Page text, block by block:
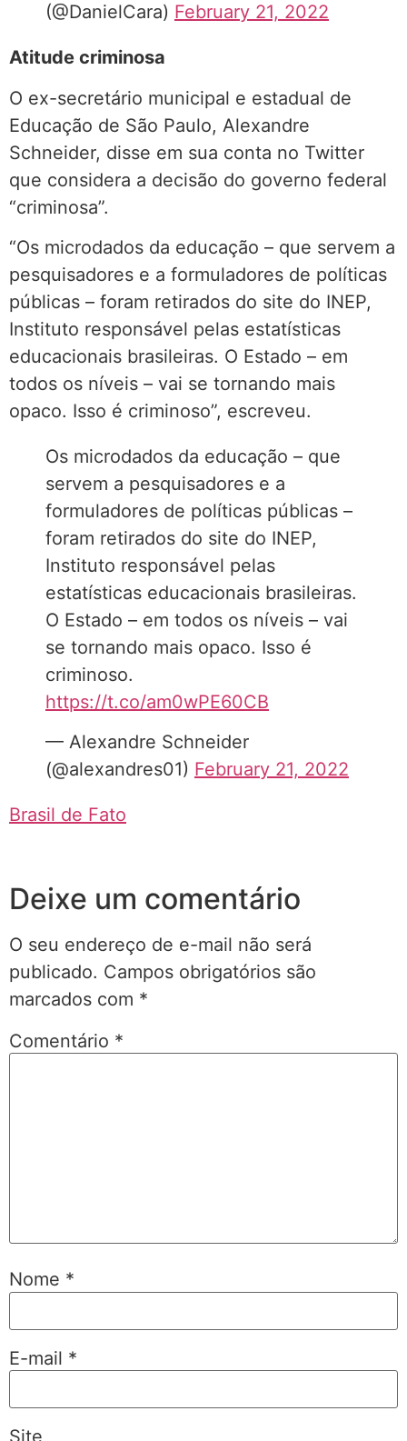
(@DanielCara) February 21, 2022
Atitude criminosa
O ex-secretário municipal e estadual de
Educação de São Paulo, Alexandre
Schneider, disse em sua conta no Twitter
que considera a decisão do governo federal
“criminosa”.
“Os microdados da educação – que servem a
pesquisadores e a formuladores de políticas
públicas – foram retirados do site do INEP,
Instituto responsável pelas estatísticas
educacionais brasileiras. O Estado – em
todos os níveis – vai se tornando mais
opaco. Isso é criminoso”, escreveu.
Os microdados da educação – que
servem a pesquisadores e a
formuladores de políticas públicas –
foram retirados do site do INEP,
Instituto responsável pelas
estatísticas educacionais brasileiras.
O Estado – em todos os níveis – vai
se tornando mais opaco. Isso é
criminoso.
https://t.co/am0wPE60CB
— Alexandre Schneider
(@alexandres01) February 21, 2022
Brasil de Fato
Deixe um comentário
O seu endereço de e-mail não será
publicado. Campos obrigatórios são
marcados com *
Comentário *
Nome *
E-mail *
Site